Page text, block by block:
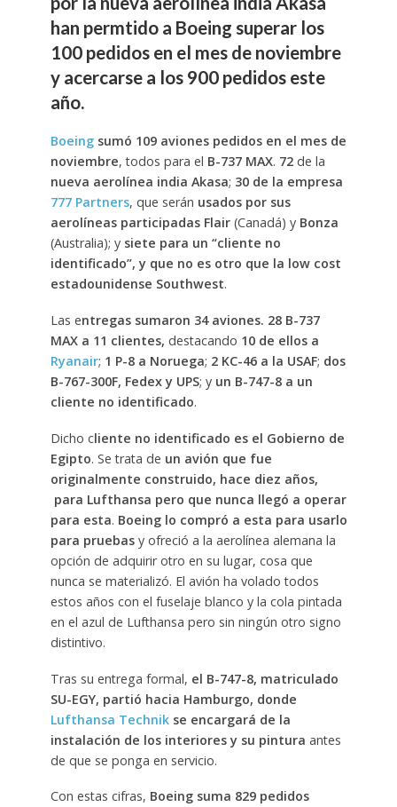
han permtido a Boeing superar los
100 pedidos en el mes de noviembre
y acercarse a los 900 pedidos este
año.
Boeingsumó 109 aviones pedidos en el mes de
noviembre, todos para el B-737 MAX. 72de la
nueva aerolínea india Akasa; 30 de la empresa
777 Partners, que serán usados por sus
aerolíneas participadas Flair(Canadá) y Bonza
(Australia); y siete para un “cliente no
identificado”, y que no es otro que la low cost
estadounidense Southwest.
Las entregas sumaron 34 aviones. 28 B-737
MAX a 11 clientes, destacando 10 de ellos a
Ryanair; 1 P-8 a Noruega; 2 KC-46 a la USAF; dos
B-767-300F, Fedex y UPS; y un B-747-8 a un
cliente no identificado.
Dicho cliente no identificado es el Gobierno de
Egipto. Se trata de un avión que fue
originalmente construido, hace diez años,
para Lufthansa pero que nunca llegó a operar
para esta. Boeing lo compró a esta para usarlo
para pruebasy ofreció a la aerolínea alemana la
opción de adquirir otro en su lugar, cosa que
nunca se materializó. El avión ha volado todos
estos años con el fuselaje blanco y la cola pintada
en el azul de Lufthansa pero sin ningún otro signo
distintivo.
Tras su entrega formal, el B-747-8, matriculado
SU-EGY, partió hacia Hamburgo, donde
Lufthansa Technikse encargará de la
instalación de los interiores y su pintura antes
de que se ponga en servicio.
Con estas cifras, Boeing suma 829 pedidos